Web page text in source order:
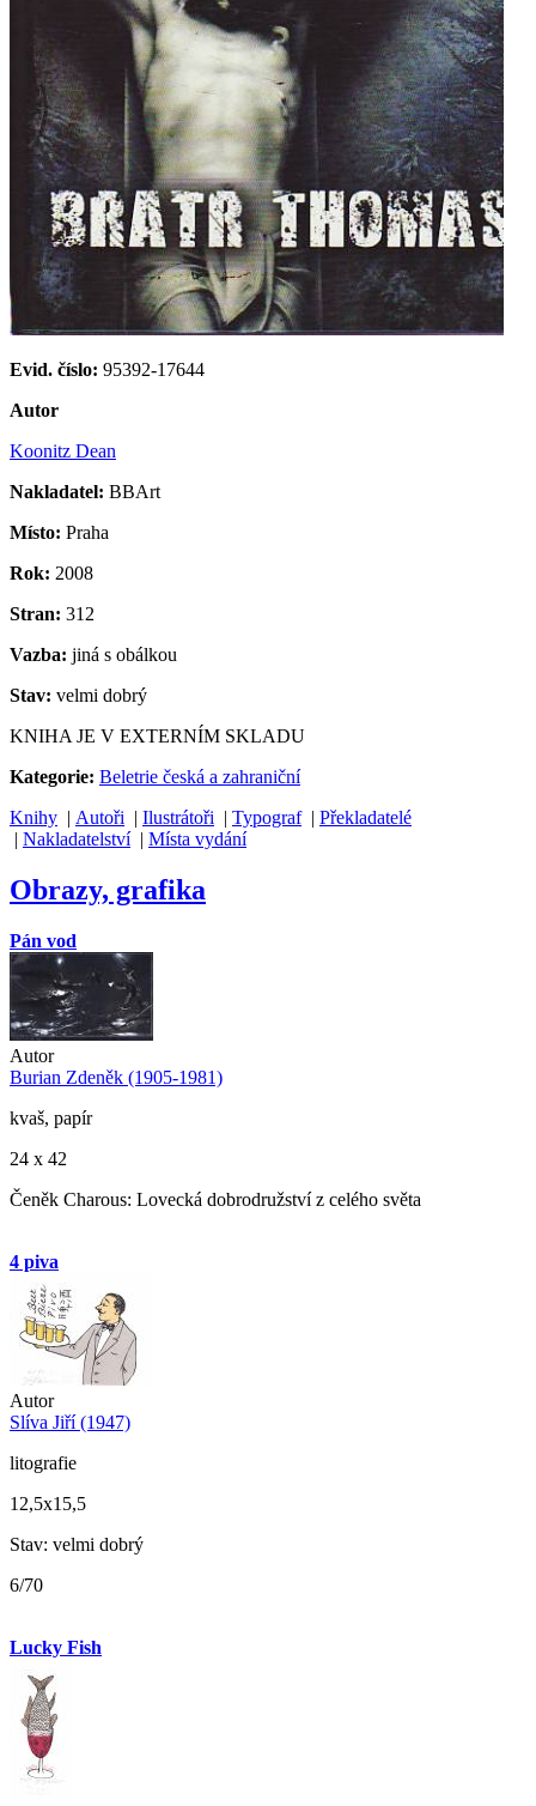
Evid. číslo: 95392-17644
Autor
Koonitz Dean
Nakladatel: BBArt
Místo: Praha
Rok: 2008
Stran: 312
Vazba: jiná s obálkou
Stav: velmi dobrý
KNIHA JE V EXTERNÍM SKLADU
Kategorie: Beletrie česká a zahraniční
Knihy | Autoři | Ilustrátoři | Typograf| Překladatelé
| Nakladatelství| Místa vydání
Obrazy, grafika
Pán vod
Autor
Burian Zdeněk (1905-1981)
kvaš, papír
24 x 42
Čeněk Charous: Lovecká dobrodružství z celého světa
4 piva
Autor
Slíva Jiří (1947)
litografie
12,5x15,5
Stav: velmi dobrý
6/70
Lucky Fish